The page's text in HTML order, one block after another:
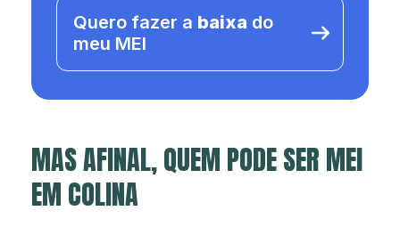
Quero fazer a baixa do
meu MEI
MAS AFINAL, QUEM PODE SER MEI
EM COLINA